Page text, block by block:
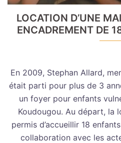
LOCATION D’UNE
ENCADREMENT DE
En 2009, Stephan Allard,
était parti pour plus de 3
un foyer pour enfants
Koudougou. Au départ, la
permis d’accueillir 18
collaboration avec les